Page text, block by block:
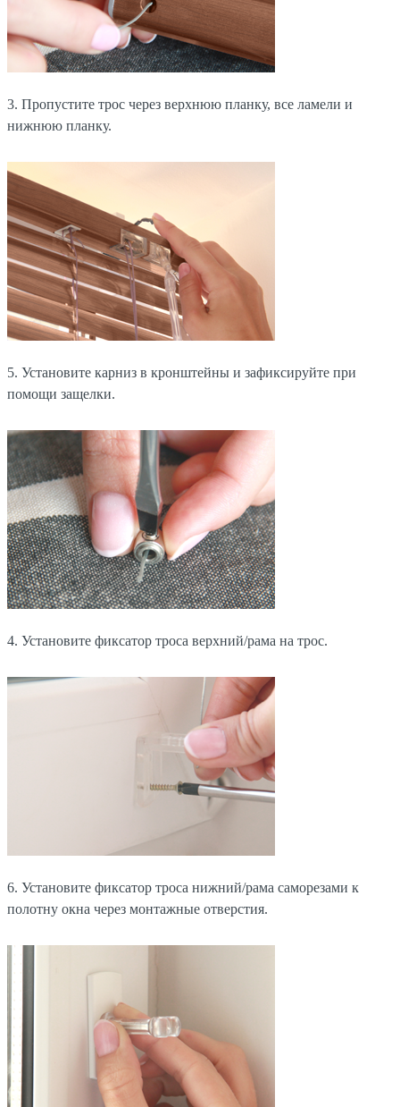
3. Пропустите трос через верхнюю планку, все ламели и
нижнюю планку.
5. Установите карниз в кронштейны и зафиксируйте при
помощи защелки.
4. Установите фиксатор троса верхний/рама на трос.
6. Установите фиксатор троса нижний/рама саморезами к
полотну окна через монтажные отверстия.